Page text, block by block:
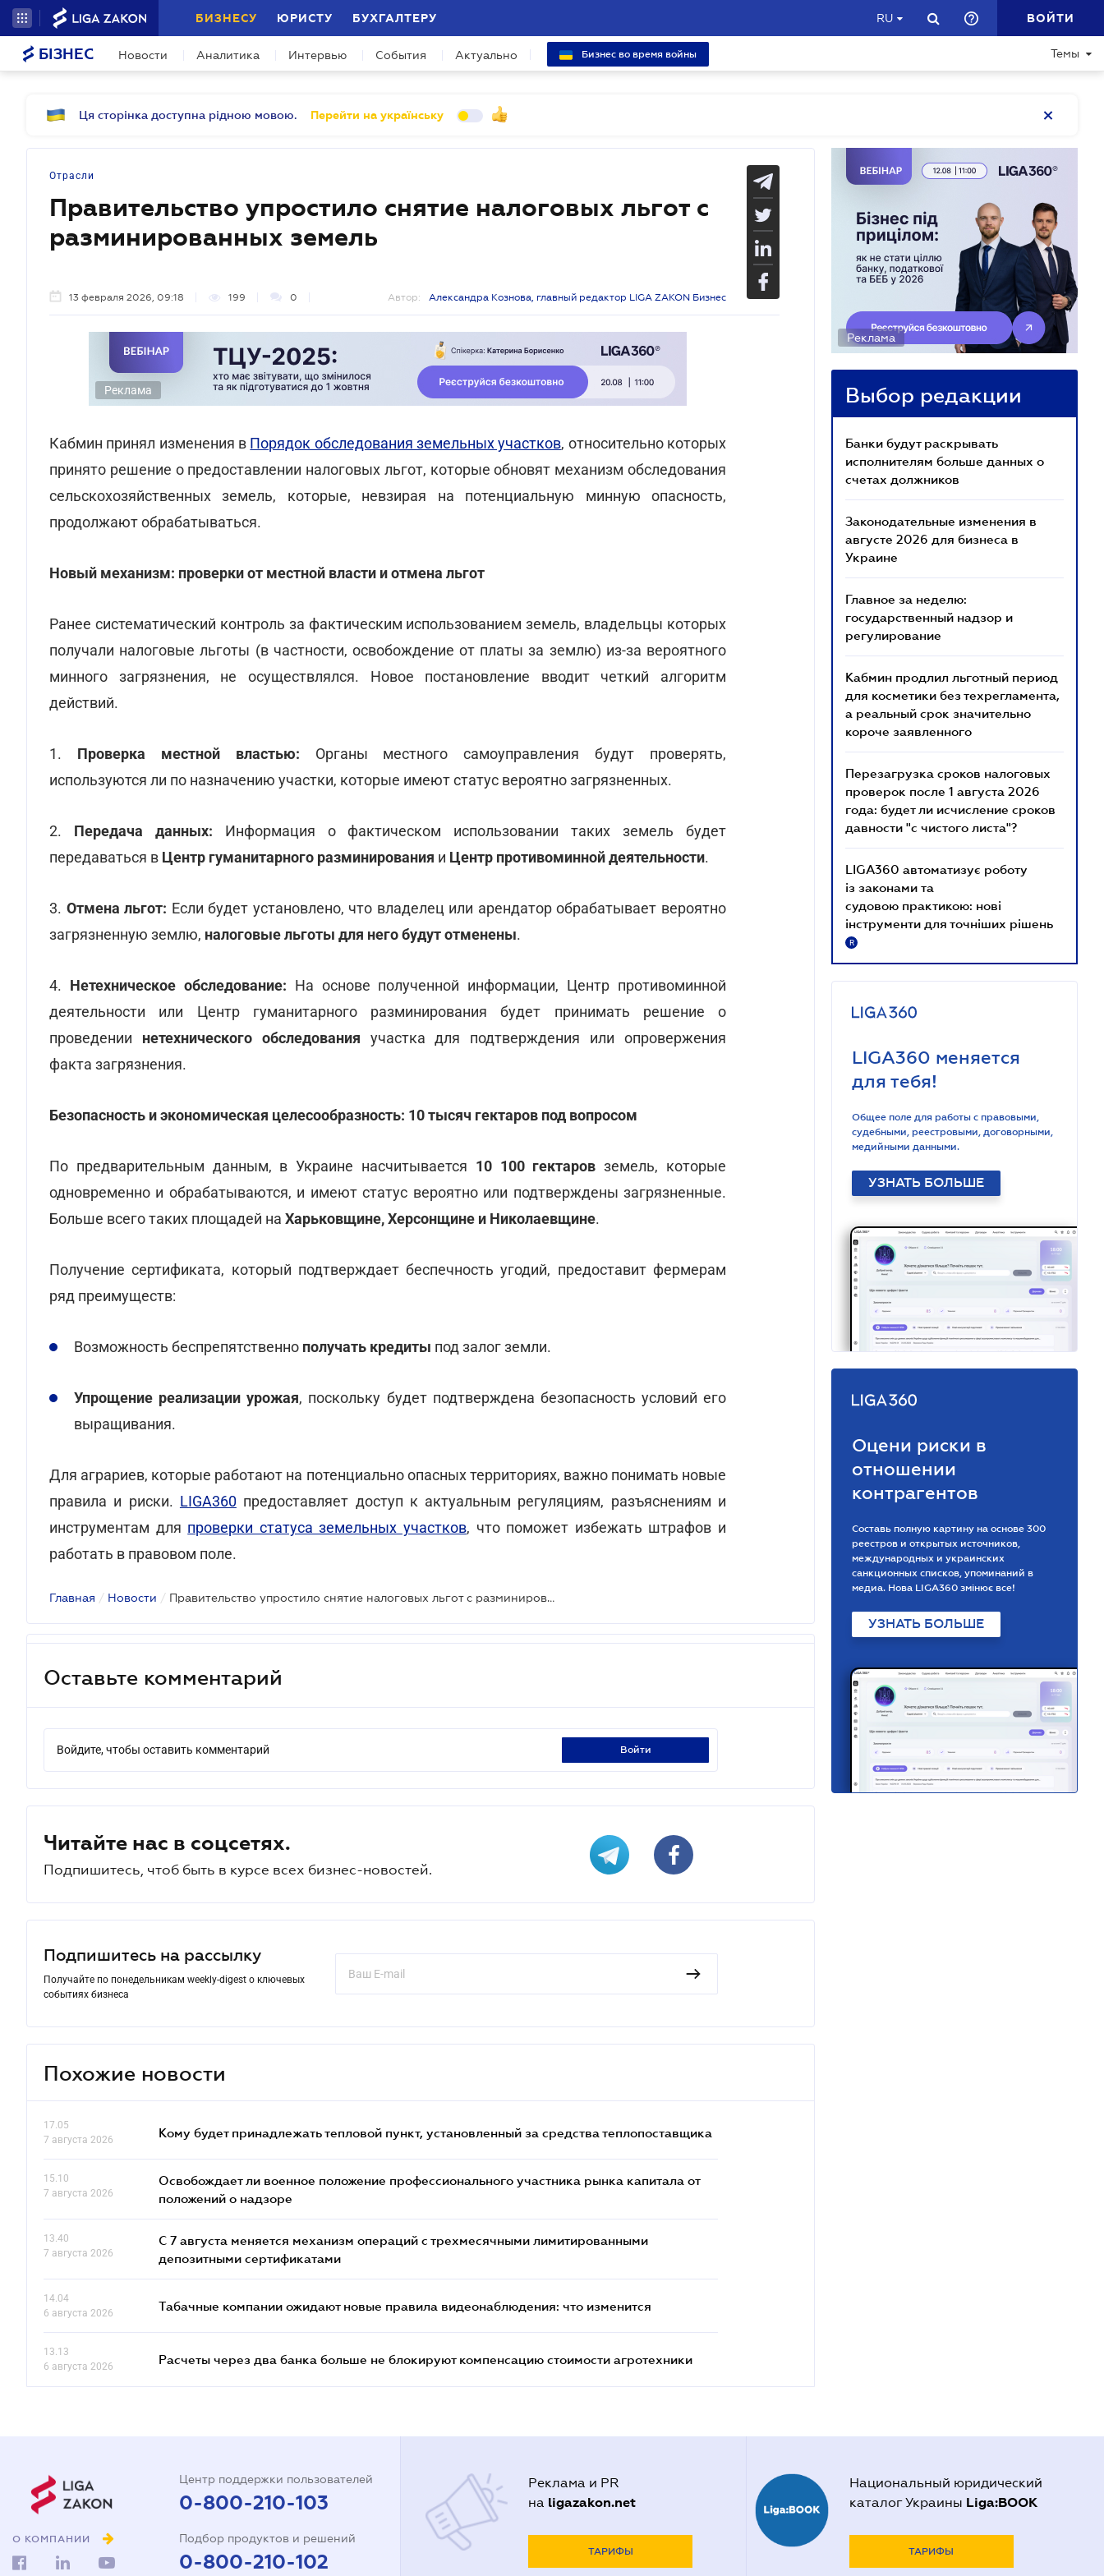
БИЗНЕСУ ЮРИСТУ БУХГАЛТЕРУ RU ВОЙТИ
БІЗНЕС Новости Аналитика Интервью События Актуально Бизнес во время войны Темы
Ця сторінка доступна рідною мовою. Перейти на українську
Отрасли
Правительство упростило снятие налоговых льгот c
разминированных земель
13 февраля 2026, 09:18 199 0 Автор: Александра Кознова, главный редактор LIGA ZAKON Бизнес
Реклама
Кабмин принял изменения в Порядок обследования земельных участков, относительно которых
принято решение о предоставлении налоговых льгот, которые обновят механизм обследования
сельскохозяйственных земель, которые, невзирая на потенциальную минную опасность,
продолжают обрабатываться.
Новый механизм: проверки от местной власти и отмена льгот
Ранее систематический контроль за фактическим использованием земель, владельцы которых
получали налоговые льготы (в частности, освобождение от платы за землю) из-за вероятного
минного загрязнения, не осуществлялся. Новое постановление вводит четкий алгоритм
действий.
1. Проверка местной властью: Органы местного самоуправления будут проверять,
используются ли по назначению участки, которые имеют статус вероятно загрязненных.
2. Передача данных: Информация о фактическом использовании таких земель будет
передаваться в Центр гуманитарного разминирования и Центр противоминной деятельности.
3. Отмена льгот: Если будет установлено, что владелец или арендатор обрабатывает вероятно
загрязненную землю, налоговые льготы для него будут отменены.
4. Нетехническое обследование: На основе полученной информации, Центр противоминной
деятельности или Центр гуманитарного разминирования будет принимать решение о
проведении нетехнического обследования участка для подтверждения или опровержения
факта загрязнения.
Безопасность и экономическая целесообразность: 10 тысяч гектаров под вопросом
По предварительным данным, в Украине насчитывается 10 100 гектаров земель, которые
одновременно и обрабатываются, и имеют статус вероятно или подтверждены загрязненные.
Больше всего таких площадей на Харьковщине, Херсонщине и Николаевщине.
Получение сертификата, который подтверждает беспечность угодий, предоставит фермерам
ряд преимуществ:
Возможность беспрепятственно получать кредиты под залог земли.
Упрощение реализации урожая, поскольку будет подтверждена безопасность условий его
выращивания.
Для аграриев, которые работают на потенциально опасных территориях, важно понимать новые
правила и риски. LIGA360предоставляет доступ к актуальным регуляциям, разъяснениям и
инструментам для проверки статуса земельных участков, что поможет избежать штрафов и
работать в правовом поле.
Главная / Новости / Правительство упростило снятие налоговых льгот c разминированных земель
Оставьте комментарий
Войдите, чтобы оставить комментарий войти
Читайте нас в соцсетях.
Подпишитесь, чтоб быть в курсе всех бизнес-новостей.
Подпишитесь на рассылку
Получайте по понедельникам weekly-digest о ключевых
событиях бизнеса
Похожие новости
17.05
7 августа 2026
Кому будет принадлежать тепловой пункт, установленный за средства теплопоставщика
15.10
7 августа 2026
Освобождает ли военное положение профессионального участника рынка капитала от
положений о надзоре
13.40
7 августа 2026
С 7 августа меняется механизм операций с трехмесячными лимитированными
депозитными сертификатами
14.04
6 августа 2026
Табачные компании ожидают новые правила видеонаблюдения: что изменится
13.13
6 августа 2026
Расчеты через два банка больше не блокируют компенсацию стоимости агротехники
Реклама
Выбор редакции
Банки будут раскрывать
исполнителям больше данных о
счетах должников
Законодательные изменения в
августе 2026 для бизнеса в
Украине
Главное за неделю:
государственный надзор и
регулирование
Кабмин продлил льготный период
для косметики без техрегламента,
а реальный срок значительно
короче заявленного
Перезагрузка сроков налоговых
проверок после 1 августа 2026
года: будет ли исчисление сроков
давности "с чистого листа"?
LIGA360 автоматизує роботу
із законами та
судовою практикою: нові
інструменти для точніших рішень
R
LIGA360 меняется
для тебя!
Общее поле для работы с правовыми,
судебными, реестровыми, договорными,
медийными данными.
УЗНАТЬ БОЛЬШЕ
Оцени риски в
отношении
контрагентов
Составь полную картину на основе 300
реестров и открытых источников,
международных и украинских
санкционных списков, упоминаний в
медиа. Нова LIGA360 змінює все!
УЗНАТЬ БОЛЬШЕ
О КОМПАНИИ
Центр поддержки пользователей
0-800-210-103
Подбор продуктов и решений
0-800-210-102
Реклама и PR
на ligazakon.net
ТАРИФЫ
Национальный юридический
каталог Украины Liga:BOOK
ТАРИФЫ